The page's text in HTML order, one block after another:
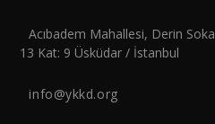
Acıbadem Mahallesi, Derin
13 Kat: 9 Üsküdar / İstanbul
info@ykkd.org